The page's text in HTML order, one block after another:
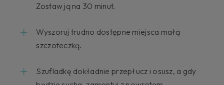
Zostaw ją na 30 minut.
Wyszoruj trudno dostępne miejsca małą
szczoteczką.
Szufladkę dokładnie przepłucz i osusz, a gdy